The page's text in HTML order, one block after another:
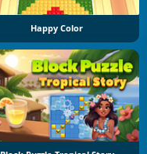
Happy Color